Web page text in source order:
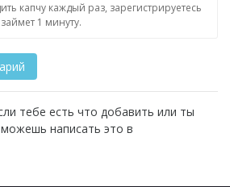
капчу каждый раз, зарегистрируетесь
1 минуту.
тебе есть что добавить или ты
написать это в